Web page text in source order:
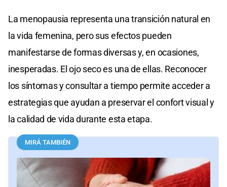
La menopausia representa una transición natural en
la vida femenina, pero sus efectos pueden
manifestarse de formas diversas y, en ocasiones,
inesperadas. El ojo seco es una de ellas. Reconocer
los síntomas y consultar a tiempo permite acceder a
estrategias que ayudan a preservar el confort visual y
la calidad de vida durante esta etapa.
MIRÁ TAMBIÉN